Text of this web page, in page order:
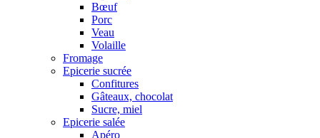
Bœuf
Porc
Veau
Volaille
Fromage
Epicerie sucrée
Confitures
Gâteaux, chocolat
Sucre, miel
Epicerie salée
Apéro